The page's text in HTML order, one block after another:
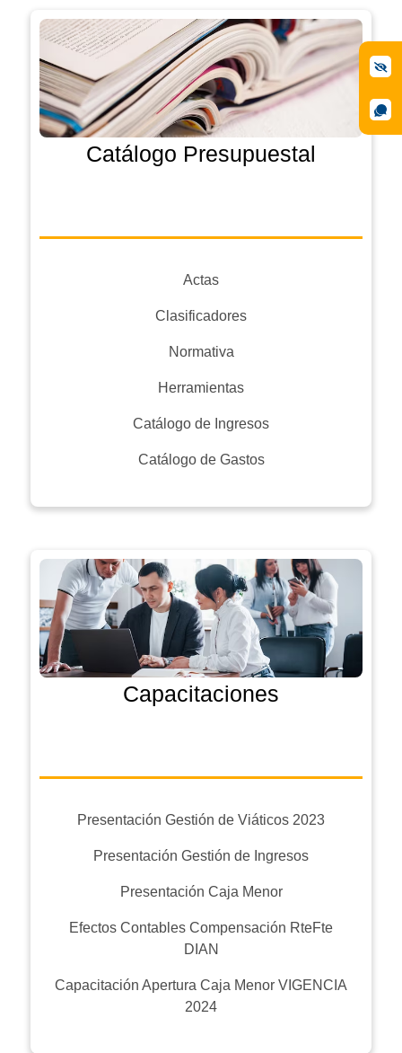
Catálogo Presupuestal
Actas
Clasificadores
Normativa
Herramientas
Catálogo de Ingresos
Catálogo de Gastos
Capacitaciones
Presentación Gestión de Viáticos 2023
Presentación Gestión de Ingresos
Presentación Caja Menor
Efectos Contables Compensación RteFte
DIAN
Capacitación Apertura Caja Menor VIGENCIA
2024